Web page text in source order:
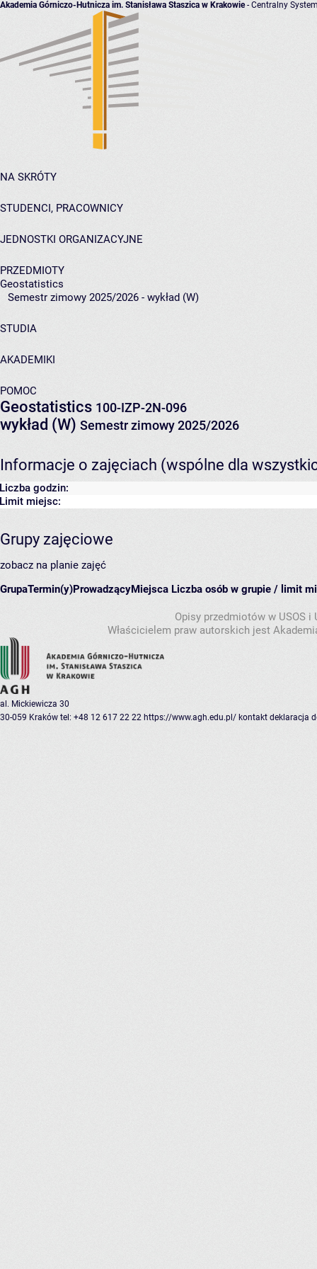
Akademia Górniczo-Hutnicza im. Stanisława Staszica w Krakowie- Centralny
NA SKRÓTY
STUDENCI, PRACOWNICY
JEDNOSTKI ORGANIZACYJNE
PRZEDMIOTY
Geostatistics
Semestr zimowy 2025/2026 - wykład (W)
STUDIA
AKADEMIKI
POMOC
Geostatistics 100-IZP-2N-096
wykład (W) Semestr zimowy 2025/2026
Informacje o zajęciach (wspólne dla
Liczba godzin:
Limit miejsc:
Grupy zajęciowe
zobacz na planie zajęć
GrupaTermin(y)ProwadzącyMiejsca Liczba osób w grupie / limit
Opisy przedmiotów w USOS
Właścicielem praw autorskich jest
al. Mickiewicza 30
30-059 Kraków tel: +48 12 617 22 22 https://www.agh.edu.pl/ kontakt deklaracja